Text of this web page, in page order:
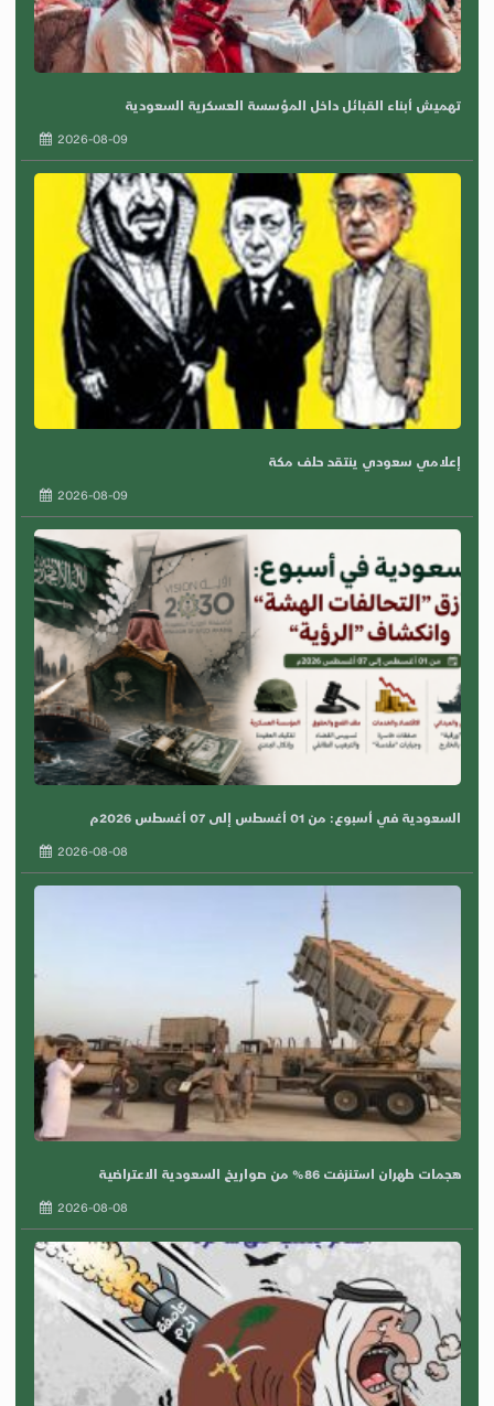
تهميش أبناء القبائل داخل المؤسسة العسكرية السعودية
2026-08-09
إعلامي سعودي ينتقد حلف مكة
2026-08-09
السعودية في أسبوع: من 01 أغسطس إلى 07 أغسطس 2026م
2026-08-08
هجمات طهران استنزفت 86% من صواريخ السعودية الاعتراضية
2026-08-08